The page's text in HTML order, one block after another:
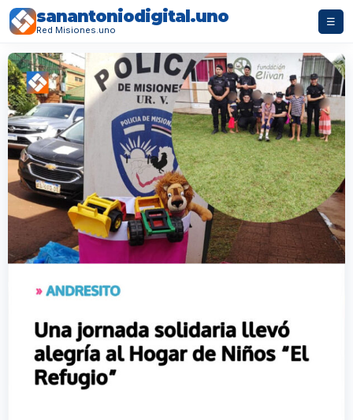
sanantoniodigital.uno
Red Misiones.uno
☰